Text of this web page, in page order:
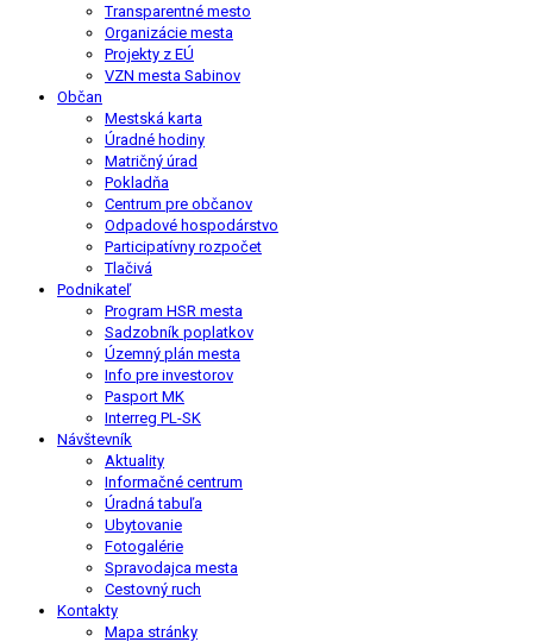
Transparentné mesto
Organizácie mesta
Projekty z EÚ
VZN mesta Sabinov
Občan
Mestská karta
Úradné hodiny
Matričný úrad
Pokladňa
Centrum pre občanov
Odpadové hospodárstvo
Participatívny rozpočet
Tlačivá
Podnikateľ
Program HSR mesta
Sadzobník poplatkov
Územný plán mesta
Info pre investorov
Pasport MK
Interreg PL-SK
Návštevník
Aktuality
Informačné centrum
Úradná tabuľa
Ubytovanie
Fotogalérie
Spravodajca mesta
Cestovný ruch
Kontakty
Mapa stránky